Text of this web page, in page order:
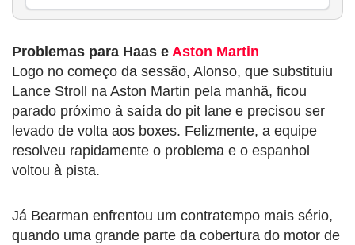
Problemas para Haas e Aston Martin
Logo no começo da sessão, Alonso, que substituiu
Lance Stroll na Aston Martin pela manhã, ficou
parado próximo à saída do pit lane e precisou ser
levado de volta aos boxes. Felizmente, a equipe
resolveu rapidamente o problema e o espanhol
voltou à pista.
Já Bearman enfrentou um contratempo mais sério,
quando uma grande parte da cobertura do motor de